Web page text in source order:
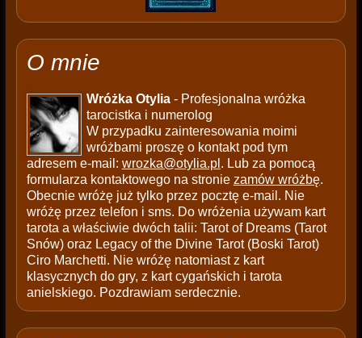
O mnie
Wróżka Otylia- Profesjonalna wróżka
tarocistka i numerolog
W przypadku zainteresowania moimi
wróżbami proszę o kontakt pod tym
adresem e-mail: wrozka@otylia.pl . Lub za pomocą
formularza kontaktowego na stronie zamów wróżbę.
Obecnie wróżę już tylko przez pocztę e-mail. Nie
wróżę przez telefon i sms. Do wróżenia używam kart
tarota a właściwie dwóch talii: Tarot of Dreams (Tarot
Snów) oraz Legacy of the Divine Tarot (Boski Tarot)
Ciro Marchetti. Nie wróżę natomiast z kart
klasycznych do gry, z kart cygańskich i tarota
anielskiego. Pozdrawiam serdecznie.